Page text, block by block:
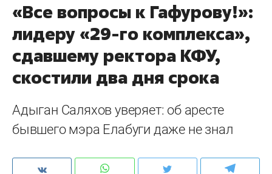
«Все вопросы к Гафурову!»:
лидеру «29-го комплекса»,
сдавшему ректора КФУ,
скостили два дня срока
Адыган Саляхов уверяет: об аресте
бывшего мэра Елабуги даже не знал